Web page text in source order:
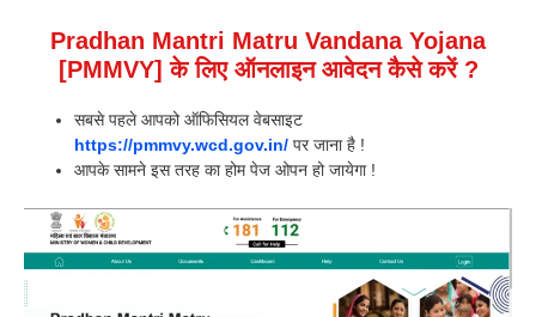
Pradhan Mantri Matru Vandana Yojana
[PMMVY] के लिए ऑनलाइन आवेदन कैसे करें ?
सबसे पहले आपको ऑफिसियल वेबसाइट
https://pmmvy.wcd.gov.in/ पर जाना है !
आपके सामने इस तरह का होम पेज ओपन हो जायेगा !